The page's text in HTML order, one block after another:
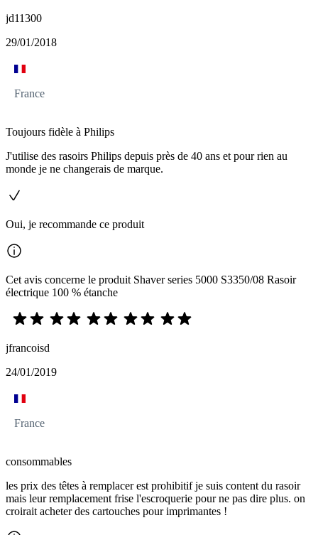
jd11300
29/01/2018
France
Toujours fidèle à Philips
J'utilise des rasoirs Philips depuis près de 40 ans et pour rien au
monde je ne changerais de marque.
Oui, je recommande ce produit
Cet avis concerne le produit Shaver series 5000 S3350/08 Rasoir
électrique 100 % étanche
jfrancoisd
24/01/2019
France
consommables
les prix des têtes à remplacer est prohibitif je suis content du rasoir
mais leur remplacement frise l'escroquerie pour ne pas dire plus. on
croirait acheter des cartouches pour imprimantes !